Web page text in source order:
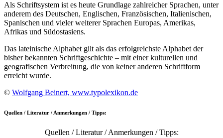
Als Schriftsystem ist es heute Grundlage zahlreicher Sprachen, unter
anderem des Deutschen, Englischen, Französischen, Italienischen,
Spanischen und vieler weiterer Sprachen Europas, Amerikas,
Afrikas und Südostasiens.
Das lateinische Alphabet gilt als das erfolgreichste Alphabet der
bisher bekannten Schriftgeschichte – mit einer kulturellen und
geografischen Verbreitung, die von keiner anderen Schriftform
erreicht wurde.
© Wolfgang Beinert, www.typolexikon.de
Quellen / Literatur / Anmerkungen / Tipps:
Quellen / Literatur / Anmerkungen / Tipps: